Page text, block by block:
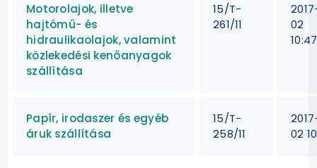
Motorolajok, illetve
hajtómű- és
hidraulikaolajok, valamint
közlekedési kenőanyagok
szállítása
15/T-
261/11
02
Papír, irodaszer és egyéb
áruk szállítása
15/T-
258/11
02